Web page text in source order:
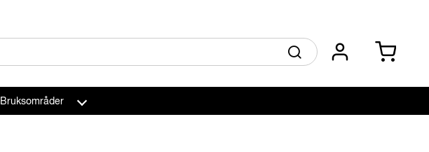
Søk
Skip
Min
Bruksområder